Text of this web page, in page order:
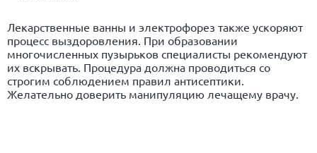
Лекарственные ванны и электрофорез также ускоряют
процесс выздоровления. При образовании
многочисленных пузырьков специалисты рекомендуют
их вскрывать. Процедура должна проводиться со
строгим соблюдением правил антисептики.
Желательно доверить манипуляцию лечащему врачу.